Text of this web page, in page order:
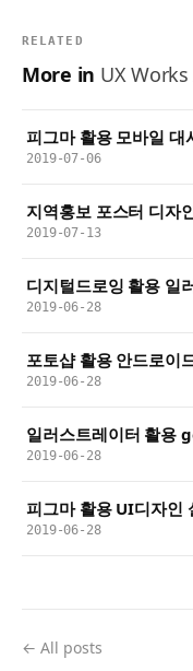
RELATED
More in UX
피그마 활용 모바일
2019-07-06
지역홍보 포스터 디자
2019-07-13
디지털드로잉 활용 일
2019-06-28
포토샵 활용 안드로이
2019-06-28
일러스트레이터 활용
2019-06-28
피그마 활용 UI디자인
2019-06-28
← All posts